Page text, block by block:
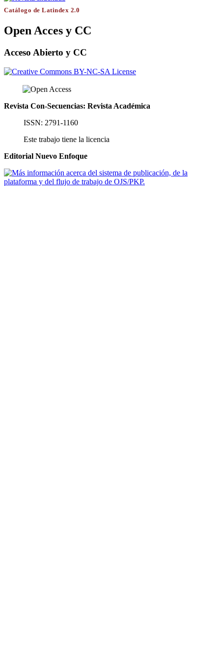
Catálogo de Latindex 2.0
Open Acces y CC
Acceso Abierto y CC
Revista Con-Secuencias: Revista Académica
ISSN: 2791-1160
Este trabajo tiene la licencia
Editorial Nuevo Enfoque